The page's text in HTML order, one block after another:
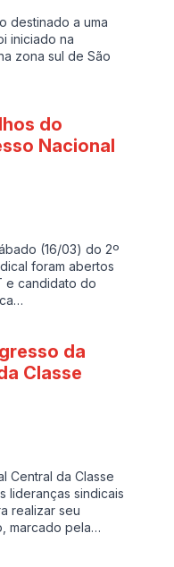
destinado a uma
iniciado na
zona sul de São
do
Nacional
(16/03) do 2º
foram abertos
e candidato do
da
Classe
Central da Classe
lideranças sindicais
realizar seu
marcado pela…